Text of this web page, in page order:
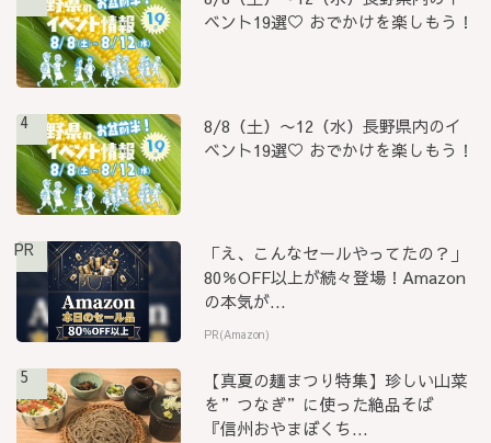
ベント19選♡ おでかけを楽しもう！
4
8/8（土）〜12（水）長野県内のイ
ベント19選♡ おでかけを楽しもう！
PR
「え、こんなセールやってたの？」
80％OFF以上が続々登場！Amazon
の本気が...
PR(Amazon)
5
【真夏の麺まつり特集】珍しい山菜
を”つなぎ”に使った絶品そば
『信州おやまぼくち...